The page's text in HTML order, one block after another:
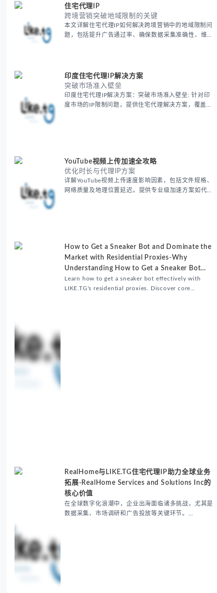
住宅代理IP
跨境营销突破地域限制的关键
本文详解住宅代理IP如何解决跨境营销中的地域限制问
题，包括提升广告通过率、确保数据采集准确性、维护
印度住宅代理IP解决方案
突破市场准入壁垒
印度住宅代理IP解决方案：突破市场准入壁垒: 针对印
度市场的IP限制问题，提供住宅代理解决方案，覆盖主
YouTube视频上传加速全攻略
优化时长与代理IP方案
详解YouTube视频上传速度影响因素，包括文件规格、
网络质量及地理位置延迟。提供专业级加速方案如代理
How to Get a Sneaker Bot and Dominate the
Market with Residential Proxies-Why
Understanding How to Get a Sneaker Bot
Matters
Learn how to get a sneaker bot effectively with
LIKE.TG's residential proxies. Discover core
RealHome与LIKE.TG住宅代理IP助力全球业务
拓展-RealHome Services and Solutions Inc的
核心价值
在全球数字化浪潮中，企业出海面临诸多挑战，尤其是
数据采集、市场调研和广告投放等关键环节。